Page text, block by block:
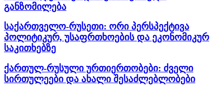
განზომილება
საქართველო-რუსეთი: ორი პერსპექტივა
პოლიტიკურ, უსაფრთხოების და ეკონომიკურ
საკითხებზე
ქართულ-რუსული ურთიერთობები: ძველი
სირთულეები და ახალი შესაძლებლობები